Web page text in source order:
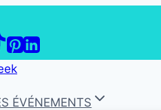
ÉVÉNEMENTS